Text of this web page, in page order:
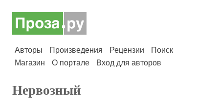
Авторы Произведения Рецензии
Поиск
Магазин
О портале Вход для авторов
Нервозный